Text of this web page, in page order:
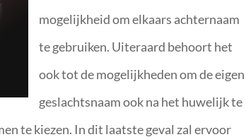
mogelijkheid om elkaars achternaam
te gebruiken. Uiteraard behoort het
ook tot de mogelijkheden om de eigen
geslachtsnaam ook na het huwelijk te
te kiezen. In dit laatste geval zal ervoor